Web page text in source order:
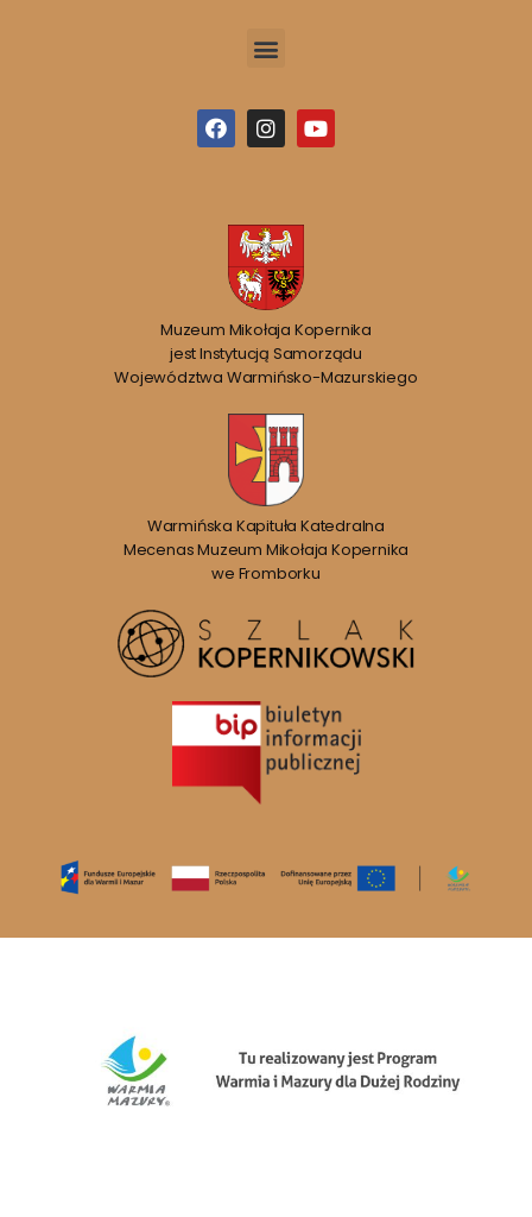
Muzeum Mikołaja Kopernika
jest Instytucją Samorządu
Województwa Warmińsko-Mazurskiego
Warmińska Kapituła Katedralna
Mecenas Muzeum Mikołaja Kopernika
we Fromborku